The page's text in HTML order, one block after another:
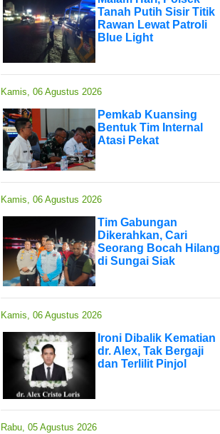
Tanah Putih Sisir Titik
Rawan Lewat Patroli
Blue Light
Kamis, 06 Agustus 2026
Pemkab Kuansing
Bentuk Tim Internal
Atasi Pekat
Kamis, 06 Agustus 2026
Tim Gabungan
Dikerahkan, Cari
Seorang Bocah Hilang
di Sungai Siak
Kamis, 06 Agustus 2026
Ironi Dibalik Kematian
dr. Alex, Tak Bergaji
dan Terlilit Pinjol
Rabu, 05 Agustus 2026